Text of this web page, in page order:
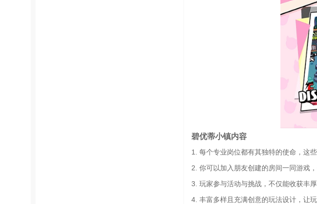
碧优蒂小镇内容
1. 每个专业岗位都有其独特的使命，这
2. 你可以加入朋友创建的房间一同游戏
3. 玩家参与活动与挑战，不仅能收获丰
4. 丰富多样且充满创意的玩法设计，让